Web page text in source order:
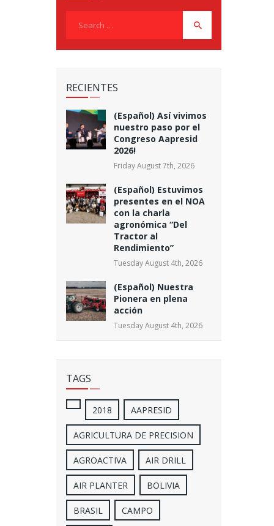
RECIENTES
(Español) Así vivimos
nuestro paso por el
Congreso Aapresid
2026!
Friday August 7th, 2026
(Español) Estuvimos
presentes en el NOA
con la charla
agronómica “Del
Tractor al
Rendimiento”
Tuesday August 4th, 2026
(Español) Nuestra
Pionera en plena
acción
Tuesday August 4th, 2026
TAGS
2018 AAPRESID
AGRICULTURA DE PRECISION
AGROACTIVA AIR DRILL
AIR PLANTER BOLIVIA
BRASIL CAMPO